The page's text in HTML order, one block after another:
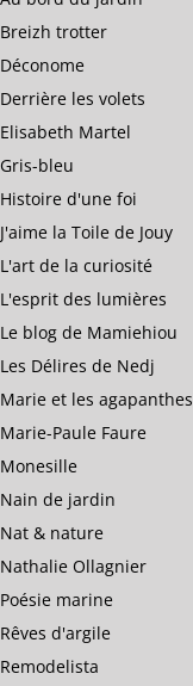
Breizh trotter
Déconome
Derrière les volets
Elisabeth Martel
Gris-bleu
Histoire d'une foi
J'aime la Toile de Jouy
L'art de la curiosité
L'esprit des lumières
Le blog de Mamiehiou
Les Délires de Nedj
Marie et les agapanthes
Marie-Paule Faure
Monesille
Nain de jardin
Nat & nature
Nathalie Ollagnier
Poésie marine
Rêves d'argile
Remodelista